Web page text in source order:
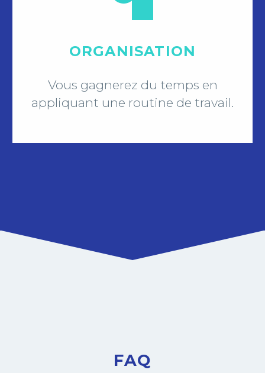
ORGANISATION
Vous gagnerez du temps en
appliquant une routine de travail.
FAQ